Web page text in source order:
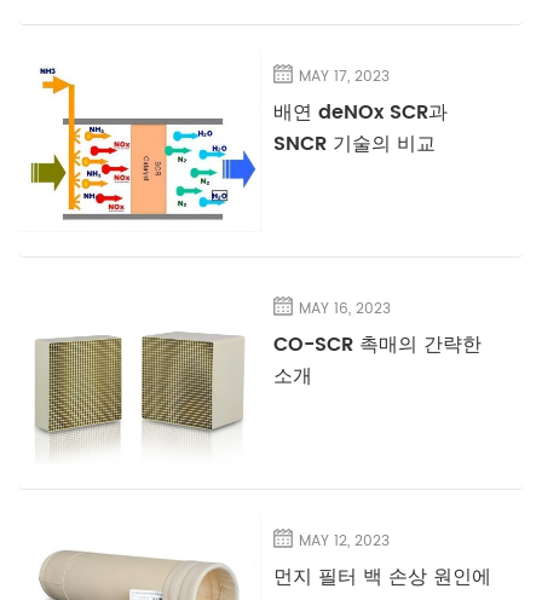
MAY 17, 2023
배연 deNOx SCR과
SNCR 기술의 비교
MAY 16, 2023
CO-SCR 촉매의 간략한
소개
MAY 12, 2023
먼지 필터 백 손상 원인에